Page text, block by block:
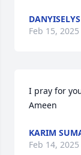
DANYISELYS
Feb 15, 2025
I pray for
Ameen
KARIM
Feb 14, 2025